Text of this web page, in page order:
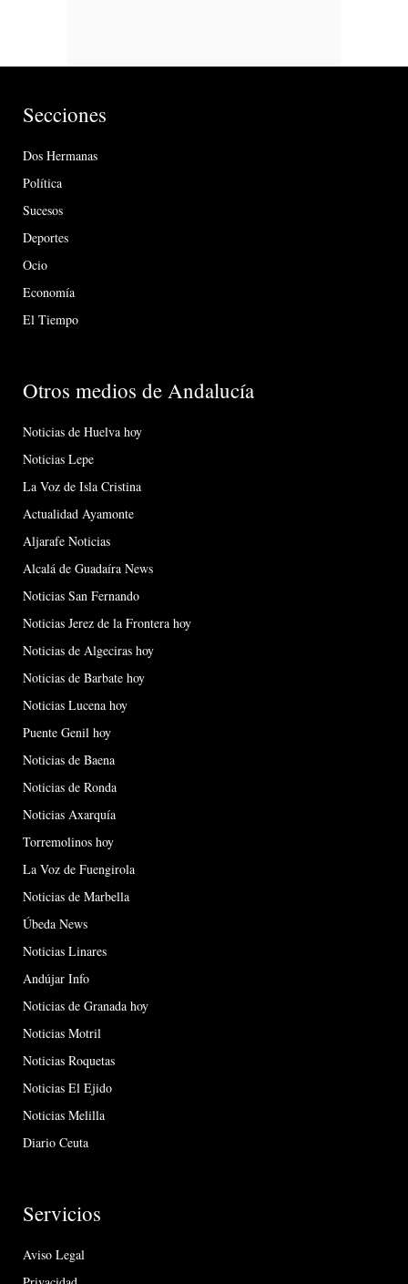
Secciones
Dos Hermanas
Política
Sucesos
Deportes
Ocio
Economía
El Tiempo
Otros medios de Andalucía
Noticias de Huelva hoy
Noticias Lepe
La Voz de Isla Cristina
Actualidad Ayamonte
Aljarafe Noticias
Alcalá de Guadaíra News
Noticias San Fernando
Noticias Jerez de la Frontera hoy
Noticias de Algeciras hoy
Noticias de Barbate hoy
Noticias Lucena hoy
Puente Genil hoy
Noticias de Baena
Noticias de Ronda
Noticias Axarquía
Torremolinos hoy
La Voz de Fuengirola
Noticias de Marbella
Úbeda News
Noticias Linares
Andújar Info
Noticias de Granada hoy
Noticias Motril
Noticias Roquetas
Noticias El Ejido
Noticias Melilla
Diario Ceuta
Servicios
Aviso Legal